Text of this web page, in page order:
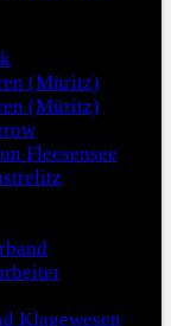
(Müritz)
(Müritz)
Fleesensee
Klagewesen